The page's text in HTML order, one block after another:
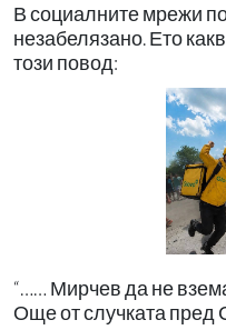
В социалните мрежи
незабелязано. Ето
този повод:
“…… Мирчев да не
Още от случката пред